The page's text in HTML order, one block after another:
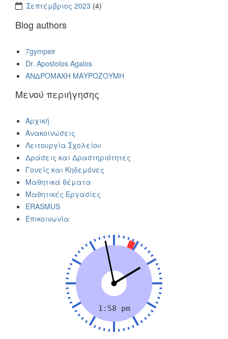
Σεπτέμβριος 2023 (4)
Blog authors
7gympeir
Dr. Apostolos Agalos
ΑΝΔΡΟΜΑΧΗ ΜΑΥΡΟΖΟΥΜΗ
Μενού περιήγησης
Αρχική
Ανακοινώσεις
Λειτουργία Σχολείου
Δράσεις και Δραστηριότητες
Γονείς και Κηδεμόνες
Μαθητικά θέματα
Μαθητικές Εργασίες
ERASMUS
Επικοινωνία